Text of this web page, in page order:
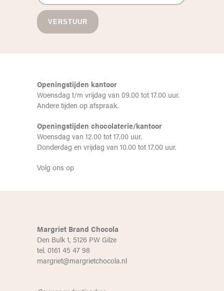
Openingstijden kantoor
Woensdag t/m vrijdag van 09.00 tot 17.00 uur.
Andere tijden op afspraak.
Openingstijden chocolaterie/kantoor
Woensdag van 12.00 tot 17.00 uur.
Donderdag en vrijdag van 10.00 tot 17.00 uur.
Volg ons op
Margriet Brand Chocola
Den Bulk 1, 5126 PW Gilze
tel. 0161 45 47 98
margriet@margrietchocola.nl